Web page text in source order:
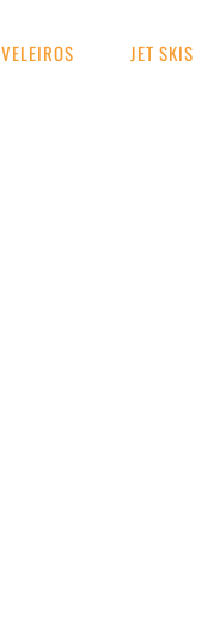
VELEIROS JET SKIS